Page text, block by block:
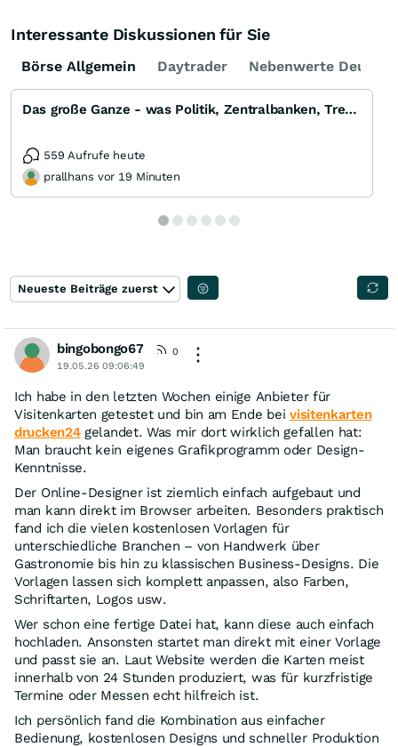
Interessante Diskussionen für Sie
Börse Allgemein Daytrader Nebenwerte
Das große Ganze - was Politik, Zentralbanken, Trends, Medien und Gesellschaft mit Aktien, Rohstoffen
559 Aufrufe heute
prallhans vor 19 Minuten
Neueste Beiträge zuerst
bingobongo67
0
19.05.26 09:06:49
Ich habe in den letzten Wochen einige Anbieter für
Visitenkarten getestet und bin am Ende beivisitenkarten
drucken24gelandet. Was mir dort wirklich gefallen hat:
Man braucht kein eigenes Grafikprogramm oder Design-
Kenntnisse.
Der Online-Designer ist ziemlich einfach aufgebaut und
man kann direkt im Browser arbeiten. Besonders praktisch
fand ich die vielen kostenlosen Vorlagen für
unterschiedliche Branchen – von Handwerk über
Gastronomie bis hin zu klassischen Business-Designs. Die
Vorlagen lassen sich komplett anpassen, also Farben,
Schriftarten, Logos usw.
Wer schon eine fertige Datei hat, kann diese auch einfach
hochladen. Ansonsten startet man direkt mit einer Vorlage
und passt sie an. Laut Website werden die Karten meist
innerhalb von 24 Stunden produziert, was für kurzfristige
Termine oder Messen echt hilfreich ist.
Ich persönlich fand die Kombination aus einfacher
Bedienung, kostenlosen Designs und schneller Produktion